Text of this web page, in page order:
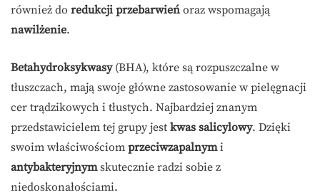
również do redukcji przebarwień oraz wspomagają
nawilżenie.
Betahydroksykwasy(BHA), które są rozpuszczalne w
tłuszczach, mają swoje główne zastosowanie w pielęgnacji
cer trądzikowych i tłustych. Najbardziej znanym
przedstawicielem tej grupy jest kwas salicylowy. Dzięki
swoim właściwościom przeciwzapalnymi
antybakteryjnymskutecznie radzi sobie z
niedoskonałościami.